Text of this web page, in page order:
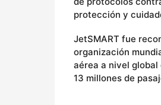
protección y
JetSMART fue
organización
aérea a nivel
13 millones de